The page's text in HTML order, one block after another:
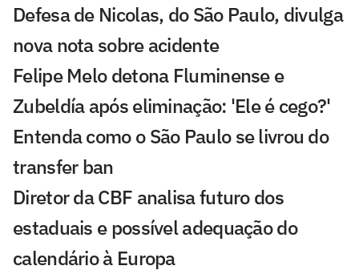
Defesa de Nicolas, do São Paulo, divulga
nova nota sobre acidente
Felipe Melo detona Fluminense e
Zubeldía após eliminação: 'Ele é cego?'
Entenda como o São Paulo se livrou do
transfer ban
Diretor da CBF analisa futuro dos
estaduais e possível adequação do
calendário à Europa